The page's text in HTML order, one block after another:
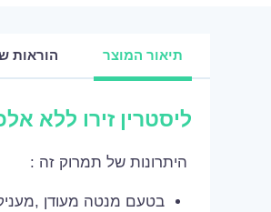
תיאור המוצר הוראות
ליסטרין זירו ללא
היתרונות של תמרוק זה :
בטעם מנטה מעודן